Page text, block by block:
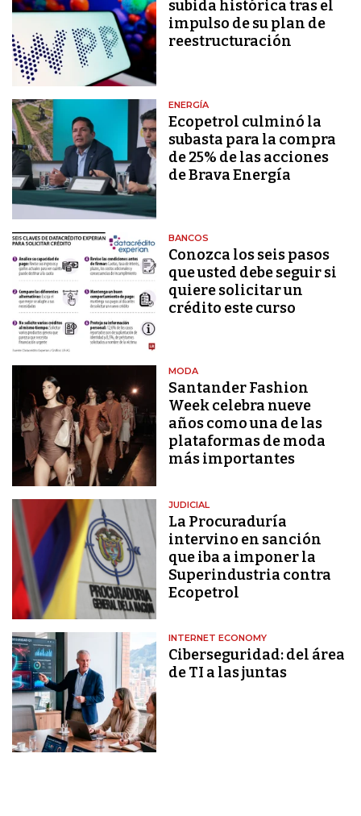
subida histórica tras el
impulso de su plan de
reestructuración
ENERGÍA
Ecopetrol culminó la
subasta para la compra
de 25% de las acciones
de Brava Energía
BANCOS
Conozca los seis pasos
que usted debe seguir si
quiere solicitar un
crédito este curso
MODA
Santander Fashion
Week celebra nueve
años como una de las
plataformas de moda
más importantes
JUDICIAL
La Procuraduría
intervino en sanción
que iba a imponer la
Superindustria contra
Ecopetrol
INTERNET ECONOMY
Ciberseguridad: del área
de TI a las juntas